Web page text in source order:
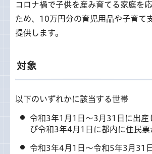
コロナ禍で子供を産み育てる家庭を
ため、10万円分の育児用品や子育て
提供します。
対象
以下のいずれかに該当する世帯
令和3年1月1日～3月31日に出産
び令和3年4月1日に都内に住民票
令和3年4月1日～令和5年3月31